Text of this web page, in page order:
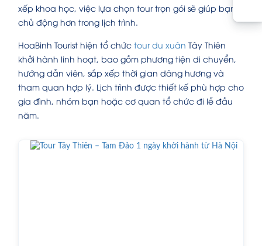
xếp khoa học, việc lựa chọn tour trọn gói sẽ giúp bạn
chủ động hơn trong lịch trình.
HoaBinh Tourist hiện tổ chức tour du xuân Tây Thiên
khởi hành linh hoạt, bao gồm phương tiện di chuyển,
hướng dẫn viên, sắp xếp thời gian dâng hương và
tham quan hợp lý. Lịch trình được thiết kế phù hợp cho
gia đình, nhóm bạn hoặc cơ quan tổ chức đi lễ đầu
năm.